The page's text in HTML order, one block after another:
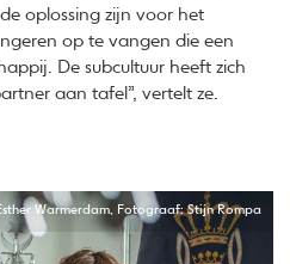
oplossing zijn voor het
op te vangen die een
De subcultuur heeft zich
aan tafel”, vertelt ze.
Warmerdam, Fotograaf: Stijn Rompa